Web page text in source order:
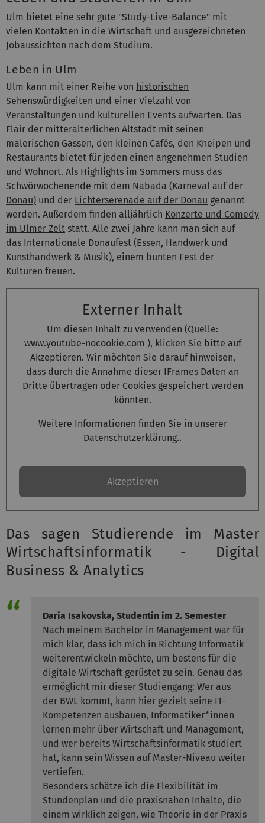
Ulm bietet eine sehr gute "Study-Live-Balance" mit
vielen Kontakten in die Wirtschaft und ausgezeichneten
Jobaussichten nach dem Studium.
Leben in Ulm
Ulm kann mit einer Reihe von historischen
Sehenswürdigkeiten und einer Vielzahl von
Veranstaltungen und kulturellen Events aufwarten. Das
Flair der mitteralterlichen Altstadt mit seinen
malerischen Gassen, den kleinen Cafés, den Kneipen und
Restaurants bietet für jeden einen angenehmen Studien
und Wohnort. Als Highlights im Sommers muss das
Schwörwochenende mit dem Nabada (Karneval auf der
Donau) und der Lichterserenade auf der Donau genannt
werden. Außerdem finden alljährlich Konzerte und Comedy
im Ulmer Zelt statt. Alle zwei Jahre kann man sich auf
das Internationale Donaufest (Essen, Handwerk und
Kunsthandwerk & Musik), einem bunten Fest der
Kulturen freuen.
Externer Inhalt
Um diesen Inhalt zu verwenden (Quelle:
www.youtube-nocookie.com ), klicken Sie bitte auf
Akzeptieren. Wir möchten Sie darauf hinweisen,
dass durch die Annahme dieser IFrames Daten an
Dritte übertragen oder Cookies gespeichert werden
könnten.
Weitere Informationen finden Sie in unserer
Datenschutzerklärung..
Akzeptieren
Das sagen Studierende im Master
Wirtschaftsinformatik - Digital
Business & Analytics
Daria Isakovska, Studentin im 2. Semester
Nach meinem Bachelor in Management war für
mich klar, dass ich mich in Richtung Informatik
weiterentwickeln möchte, um bestens für die
digitale Wirtschaft gerüstet zu sein. Genau das
ermöglicht mir dieser Studiengang: Wer aus
der BWL kommt, kann hier gezielt seine IT-
Kompetenzen ausbauen, Informatiker*innen
lernen mehr über Wirtschaft und Management,
und wer bereits Wirtschaftsinformatik studiert
hat, kann sein Wissen auf Master-Niveau weiter
vertiefen.
Besonders schätze ich die Flexibilität im
Stundenplan und die praxisnahen Inhalte, die
einem wirklich zeigen, wie Theorie in der Praxis